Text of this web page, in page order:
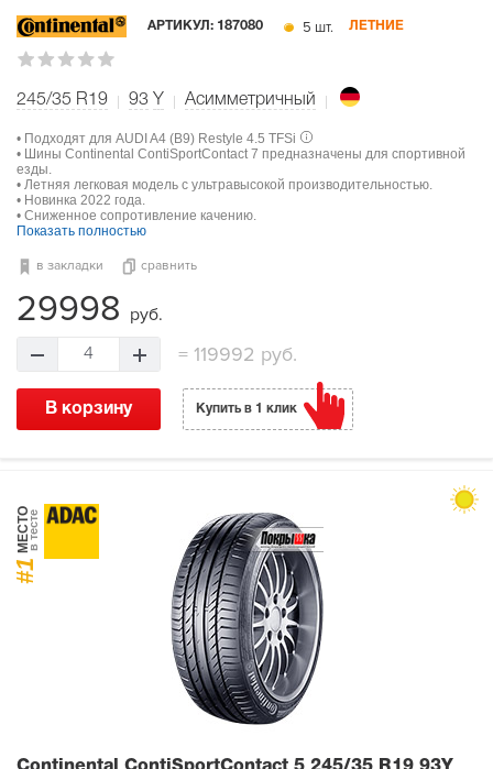
АРТИКУЛ: 187080 5 шт. ЛЕТНИЕ
245/35 R19 93 Y Асимметричный
• Подходят для AUDI A4 (B9) Restyle 4.5 TFSi
• Шины Continental ContiSportContact 7 предназначены для спортивной
езды.
• Летняя легковая модель с ультравысокой производительностью.
• Новинка 2022 года.
• Сниженное сопротивление качению.
Показать полностью
в закладки сравнить
29998 руб.
4 =119992 руб.
В корзину Купить в 1 клик
#1
МЕСТОв тесте